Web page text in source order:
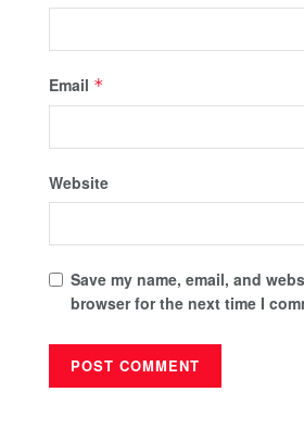
Email *
Website
Save my name, email, and
browser for the next time I